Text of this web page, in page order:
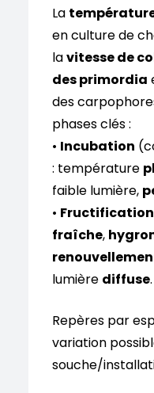
La
en culture de
lavitesse de
des primordia
des
phases clés :
• Incubation
: température
faible lumière,
• Fructification
fraîche,
lumière diffuse.
Repères par
variation
souche/